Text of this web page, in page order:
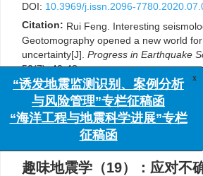
DOI: 10.3969/j.issn.2096-
Citation: Rui Feng. Interesting
Geotomography opened a new world
uncertainty[J]. Progress in Earthquake
50(7): 40-48.
DOI:10.3969/j.issn.2096-
PDF下载 (19699
趣味地震学（19）：应对不
“诱发地震监测识别、案例分析
与风险管理”专栏征稿函
“海洋工程与地震科学进展”专栏
征稿函